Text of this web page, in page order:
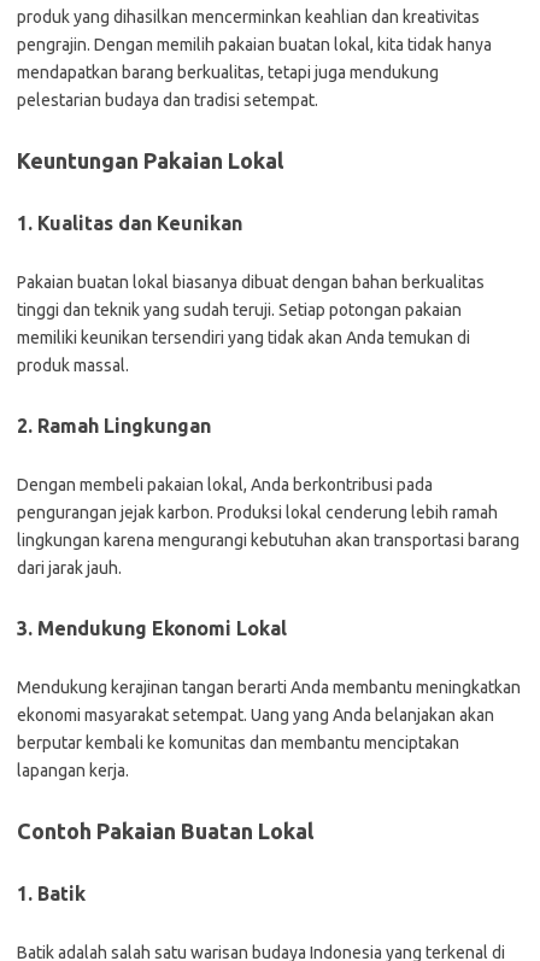
produk yang dihasilkan mencerminkan keahlian dan kreativitas
pengrajin. Dengan memilih pakaian buatan lokal, kita tidak hanya
mendapatkan barang berkualitas, tetapi juga mendukung
pelestarian budaya dan tradisi setempat.
Keuntungan Pakaian Lokal
1. Kualitas dan Keunikan
Pakaian buatan lokal biasanya dibuat dengan bahan berkualitas
tinggi dan teknik yang sudah teruji. Setiap potongan pakaian
memiliki keunikan tersendiri yang tidak akan Anda temukan di
produk massal.
2. Ramah Lingkungan
Dengan membeli pakaian lokal, Anda berkontribusi pada
pengurangan jejak karbon. Produksi lokal cenderung lebih ramah
lingkungan karena mengurangi kebutuhan akan transportasi barang
dari jarak jauh.
3. Mendukung Ekonomi Lokal
Mendukung kerajinan tangan berarti Anda membantu meningkatkan
ekonomi masyarakat setempat. Uang yang Anda belanjakan akan
berputar kembali ke komunitas dan membantu menciptakan
lapangan kerja.
Contoh Pakaian Buatan Lokal
1. Batik
Batik adalah salah satu warisan budaya Indonesia yang terkenal di